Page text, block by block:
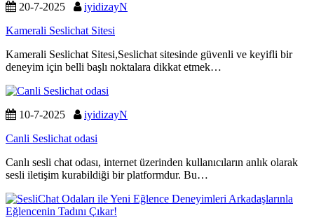
20-7-2025
iyidizayN
Kamerali Seslichat Sitesi
Kamerali Seslichat Sitesi,Seslichat sitesinde güvenli ve keyifli bir
deneyim için belli başlı noktalara dikkat etmek…
10-7-2025
iyidizayN
Canli Seslichat odasi
Canlı sesli chat odası, internet üzerinden kullanıcıların anlık olarak
sesli iletişim kurabildiği bir platformdur. Bu…